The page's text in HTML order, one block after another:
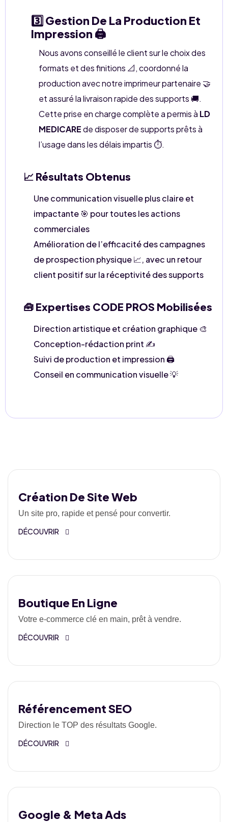
3️⃣ Gestion De La Production Et
Impression 🖨️
Nous avons conseillé le client sur le choix des
formats et des finitions 📐, coordonné la
production avec notre imprimeur partenaire 🤝
et assuré la livraison rapide des supports 🚚.
Cette prise en charge complète a permis à LD
MEDICAREde disposer de supports prêts à
l’usage dans les délais impartis ⏱️.
📈 Résultats Obtenus
Une communication visuelle plus claire et
impactante 🎯 pour toutes les actions
commerciales
Amélioration de l’efficacité des campagnes
de prospection physique 📈, avec un retour
client positif sur la réceptivité des supports
🧰 Expertises CODE PROS Mobilisées
Direction artistique et création graphique 🎨
Conception-rédaction print ✍️
Suivi de production et impression 🖨️
Conseil en communication visuelle 💡
Création De Site Web
Un site pro, rapide et pensé pour convertir.
DÉCOUVRIR
Boutique En Ligne
Votre e-commerce clé en main, prêt à vendre.
DÉCOUVRIR
Référencement SEO
Direction le TOP des résultats Google.
DÉCOUVRIR
Google & Meta Ads